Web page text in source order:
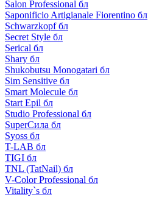
Salon Professional бл
Saponificio Artigianale Fiorentino бл
Schwarzkopf бл
Secret Style бл
Serical бл
Shary бл
Shukobutsu Monogatari бл
Sim Sensitive бл
Smart Molecule бл
Start Epil бл
Studio Professional бл
SuperСила бл
Syoss бл
T-LAB бл
TIGI бл
TNL (TatNail) бл
V-Color Professional бл
Vitality`s бл